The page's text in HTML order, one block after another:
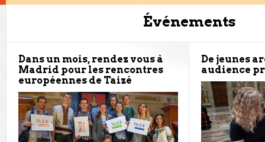
Événements
Dans un mois, rendez vous à
Madrid pour les rencontres
européennes de Taizé
De jeunes
audience